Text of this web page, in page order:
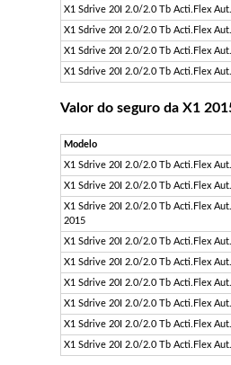
X1 Sdrive 20I 2.0/2.0 Tb Acti.Flex Aut.
X1 Sdrive 20I 2.0/2.0 Tb Acti.Flex Aut.
X1 Sdrive 20I 2.0/2.0 Tb Acti.Flex Aut.
X1 Sdrive 20I 2.0/2.0 Tb Acti.Flex Aut.
Valor do seguro da X1
Modelo
X1 Sdrive 20I 2.0/2.0 Tb Acti.Flex Aut.
X1 Sdrive 20I 2.0/2.0 Tb Acti.Flex Aut.
X1 Sdrive 20I 2.0/2.0 Tb Acti.Flex Aut.
2015
X1 Sdrive 20I 2.0/2.0 Tb Acti.Flex Aut.
X1 Sdrive 20I 2.0/2.0 Tb Acti.Flex Aut.
X1 Sdrive 20I 2.0/2.0 Tb Acti.Flex Aut.
X1 Sdrive 20I 2.0/2.0 Tb Acti.Flex Aut.
X1 Sdrive 20I 2.0/2.0 Tb Acti.Flex Aut.
X1 Sdrive 20I 2.0/2.0 Tb Acti.Flex Aut.